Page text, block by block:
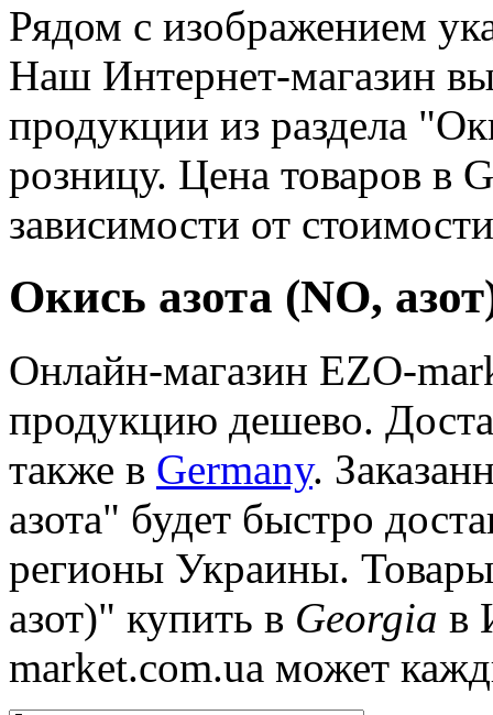
Рядом с изображением
Наш Интернет-магазин
продукции из раздела
розницу. Цена товаров в
зависимости от
Окись азота (NO,
Онлайн-магазин EZO-
продукцию дешево.
также в Germany.
азота" будет быстро
регионы Украины.
азот)" купить в Georgia в
market.com.ua может